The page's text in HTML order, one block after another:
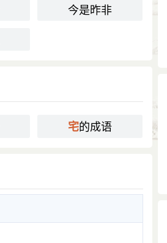
今是昨非
宅的成语